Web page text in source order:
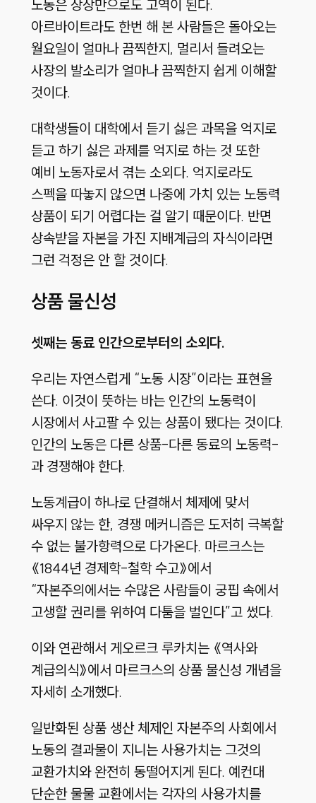
노동은 상상만으로도 고역이 된다.
아르바이트라도 한번 해 본 사람들은 돌아오는
월요일이 얼마나 끔찍한지, 멀리서 들려오는
사장의 발소리가 얼마나 끔찍한지 쉽게 이해할
것이다.
대학생들이 대학에서 듣기 싫은 과목을 억지로
듣고 하기 싫은 과제를 억지로 하는 것 또한
예비 노동자로서 겪는 소외다. 억지로라도
스펙을 따놓지 않으면 나중에 가치 있는 노동력
상품이 되기 어렵다는 걸 알기 때문이다. 반면
상속받을 자본을 가진 지배계급의 자식이라면
그런 걱정은 안 할 것이다.
상품 물신성
셋째는 동료 인간으로부터의 소외다.
우리는 자연스럽게 “노동 시장”이라는 표현을
쓴다. 이것이 뜻하는 바는 인간의 노동력이
시장에서 사고팔 수 있는 상품이 됐다는 것이다.
인간의 노동은 다른 상품-다른 동료의 노동력-
과 경쟁해야 한다.
노동계급이 하나로 단결해서 체제에 맞서
싸우지 않는 한, 경쟁 메커니즘은 도저히 극복할
수 없는 불가항력으로 다가온다. 마르크스는
《1844년 경제학-철학 수고》에서
“자본주의에서는 수많은 사람들이 궁핍 속에서
고생할 권리를 위하여 다툼을 벌인다”고 썼다.
이와 연관해서 게오르크 루카치는 《역사와
계급의식》에서 마르크스의 상품 물신성 개념을
자세히 소개했다.
일반화된 상품 생산 체제인 자본주의 사회에서
노동의 결과물이 지니는 사용가치는 그것의
교환가치와 완전히 동떨어지게 된다. 예컨대
단순한 물물 교환에서는 각자의 사용가치를